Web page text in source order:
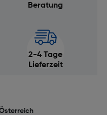
Beratung
2-4 Tage
Lieferzeit